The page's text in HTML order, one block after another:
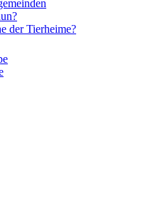
der Tierheime?